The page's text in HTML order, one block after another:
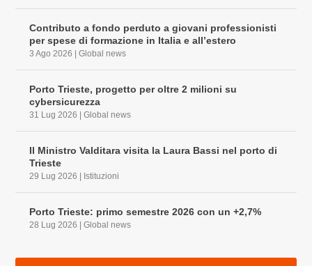
Contributo a fondo perduto a giovani professionisti
per spese di formazione in Italia e all’estero
3 Ago 2026 |Global news
Porto Trieste, progetto per oltre 2 milioni su
cybersicurezza
31 Lug 2026 |Global news
Il Ministro Valditara visita la Laura Bassi nel porto di
Trieste
29 Lug 2026 Istituzioni
Porto Trieste: primo semestre 2026 con un +2,7%
28 Lug 2026 |Global news